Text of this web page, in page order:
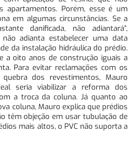
apartamentos. Porém, esse é um
em algumas circunstâncias. Se a
danificada, não adiantará”,
adianta estabelecer uma data
da instalação hidráulica do prédio.
a oito anos de construção iguais a
Para evitar reclamações com os
dos revestimentos, Mauro
seria viabilizar a reforma dos
a troca da coluna. Já quanto ao
coluna, Mauro explica que prédios
têm objeção em usar tubulação de
mais altos, o PVC não suporta a